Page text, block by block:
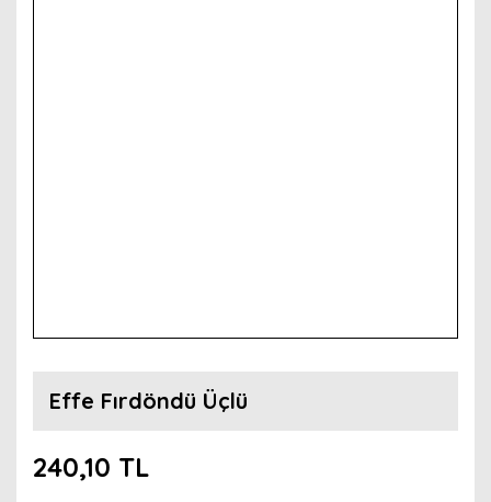
Effe Fırdöndü Üçlü
240,10 TL